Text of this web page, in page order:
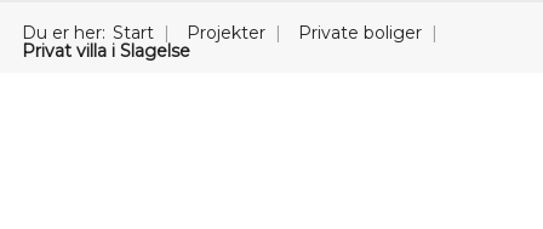
Du er her: Start Projekter
Private boliger
Privat villa i Slagelse